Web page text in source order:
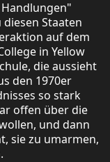
Staaten
auf dem
in Yellow
die aussieht
den 1970er
so stark
offen über die
und dann
sie zu umarmen,